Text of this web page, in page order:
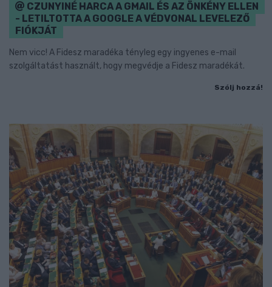
CZUNYINÉ HARCA A GMAIL ÉS AZ ÖNKÉNY ELLEN
- LETILTOTTA A GOOGLE A VÉDVONAL LEVELEZŐ
FIÓKJÁT
Nem vicc! A Fidesz maradéka tényleg egy ingyenes e-mail
szolgáltatást használt, hogy megvédje a Fidesz maradékát.
Szólj hozzá!